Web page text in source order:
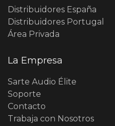
Distribuidores España
Distribuidores Portugal
Área Privada
La Empresa
Sarte Audio Élite
Soporte
Contacto
Trabaja con Nosotros